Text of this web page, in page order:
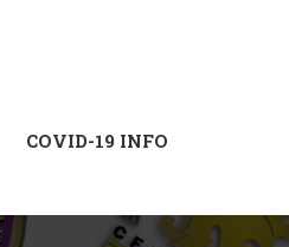
COVID-19 INFO